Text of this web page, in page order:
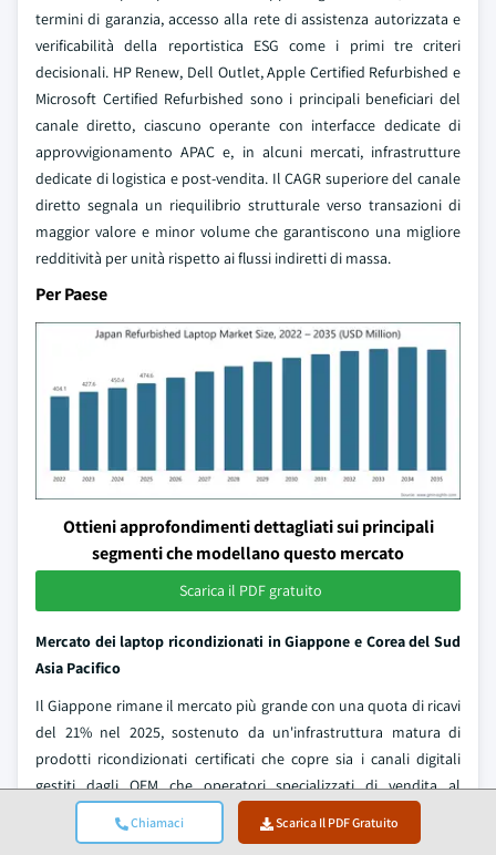
Chiamaci Scarica Il PDF Gratuito
termini di garanzia, accesso alla rete di assistenza autorizzata e
verificabilità della reportistica ESG come i primi tre criteri
decisionali. HP Renew, Dell Outlet, Apple Certified Refurbished e
Microsoft Certified Refurbished sono i principali beneficiari del
canale diretto, ciascuno operante con interfacce dedicate di
approvvigionamento APAC e, in alcuni mercati, infrastrutture
dedicate di logistica e post-vendita. Il CAGR superiore del canale
diretto segnala un riequilibrio strutturale verso transazioni di
maggior valore e minor volume che garantiscono una migliore
redditività per unità rispetto ai flussi indiretti di massa.
Per Paese
Ottieni approfondimenti dettagliati sui principali
segmenti che modellano questo mercato
Scarica il PDF gratuito
Mercato dei laptop ricondizionati in Giappone e Corea del Sud
Asia Pacifico
Il Giappone rimane il mercato più grande con una quota di ricavi
del 21% nel 2025, sostenuto da un'infrastruttura matura di
prodotti ricondizionati certificati che copre sia i canali digitali
gestiti dagli OEM che operatori specializzati di vendita al
dettaglio fisica. La rete nazionale di oltre 900 punti vendita di
Hard-Off e i negozi di scambio di dispositivi elettronici di Janpara